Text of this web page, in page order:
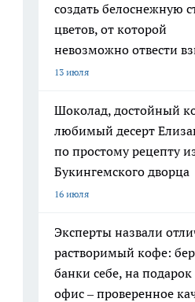
создать белоснежную
цветов, от которой
невозможно отвести
13 июля
Шоколад, достойный
любимый десерт
по простому рецепту
Букингемского дворца
16 июля
Эксперты назвали
растворимый кофе:
банки себе, на подарок
офис – проверенное